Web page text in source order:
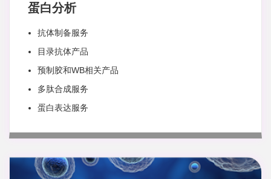
蛋白分析
抗体制备服务
目录抗体产品
预制胶和WB相关产品
多肽合成服务
蛋白表达服务